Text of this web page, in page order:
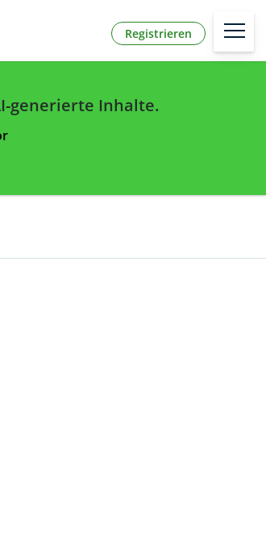
Registrieren
generierte Inhalte.